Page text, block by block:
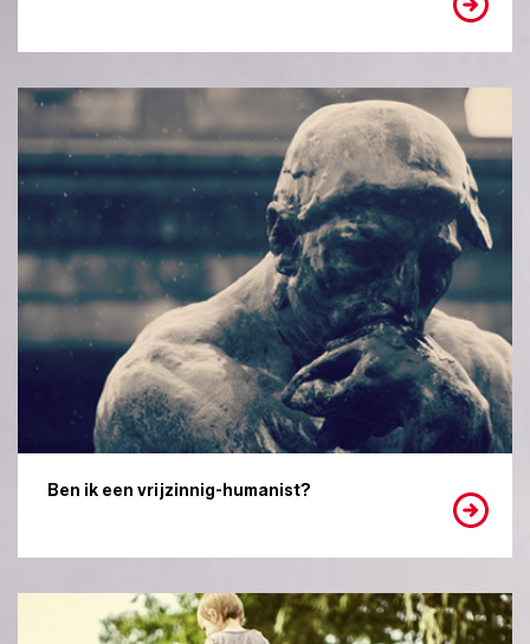
Ben ik een vrijzinnig-humanist?